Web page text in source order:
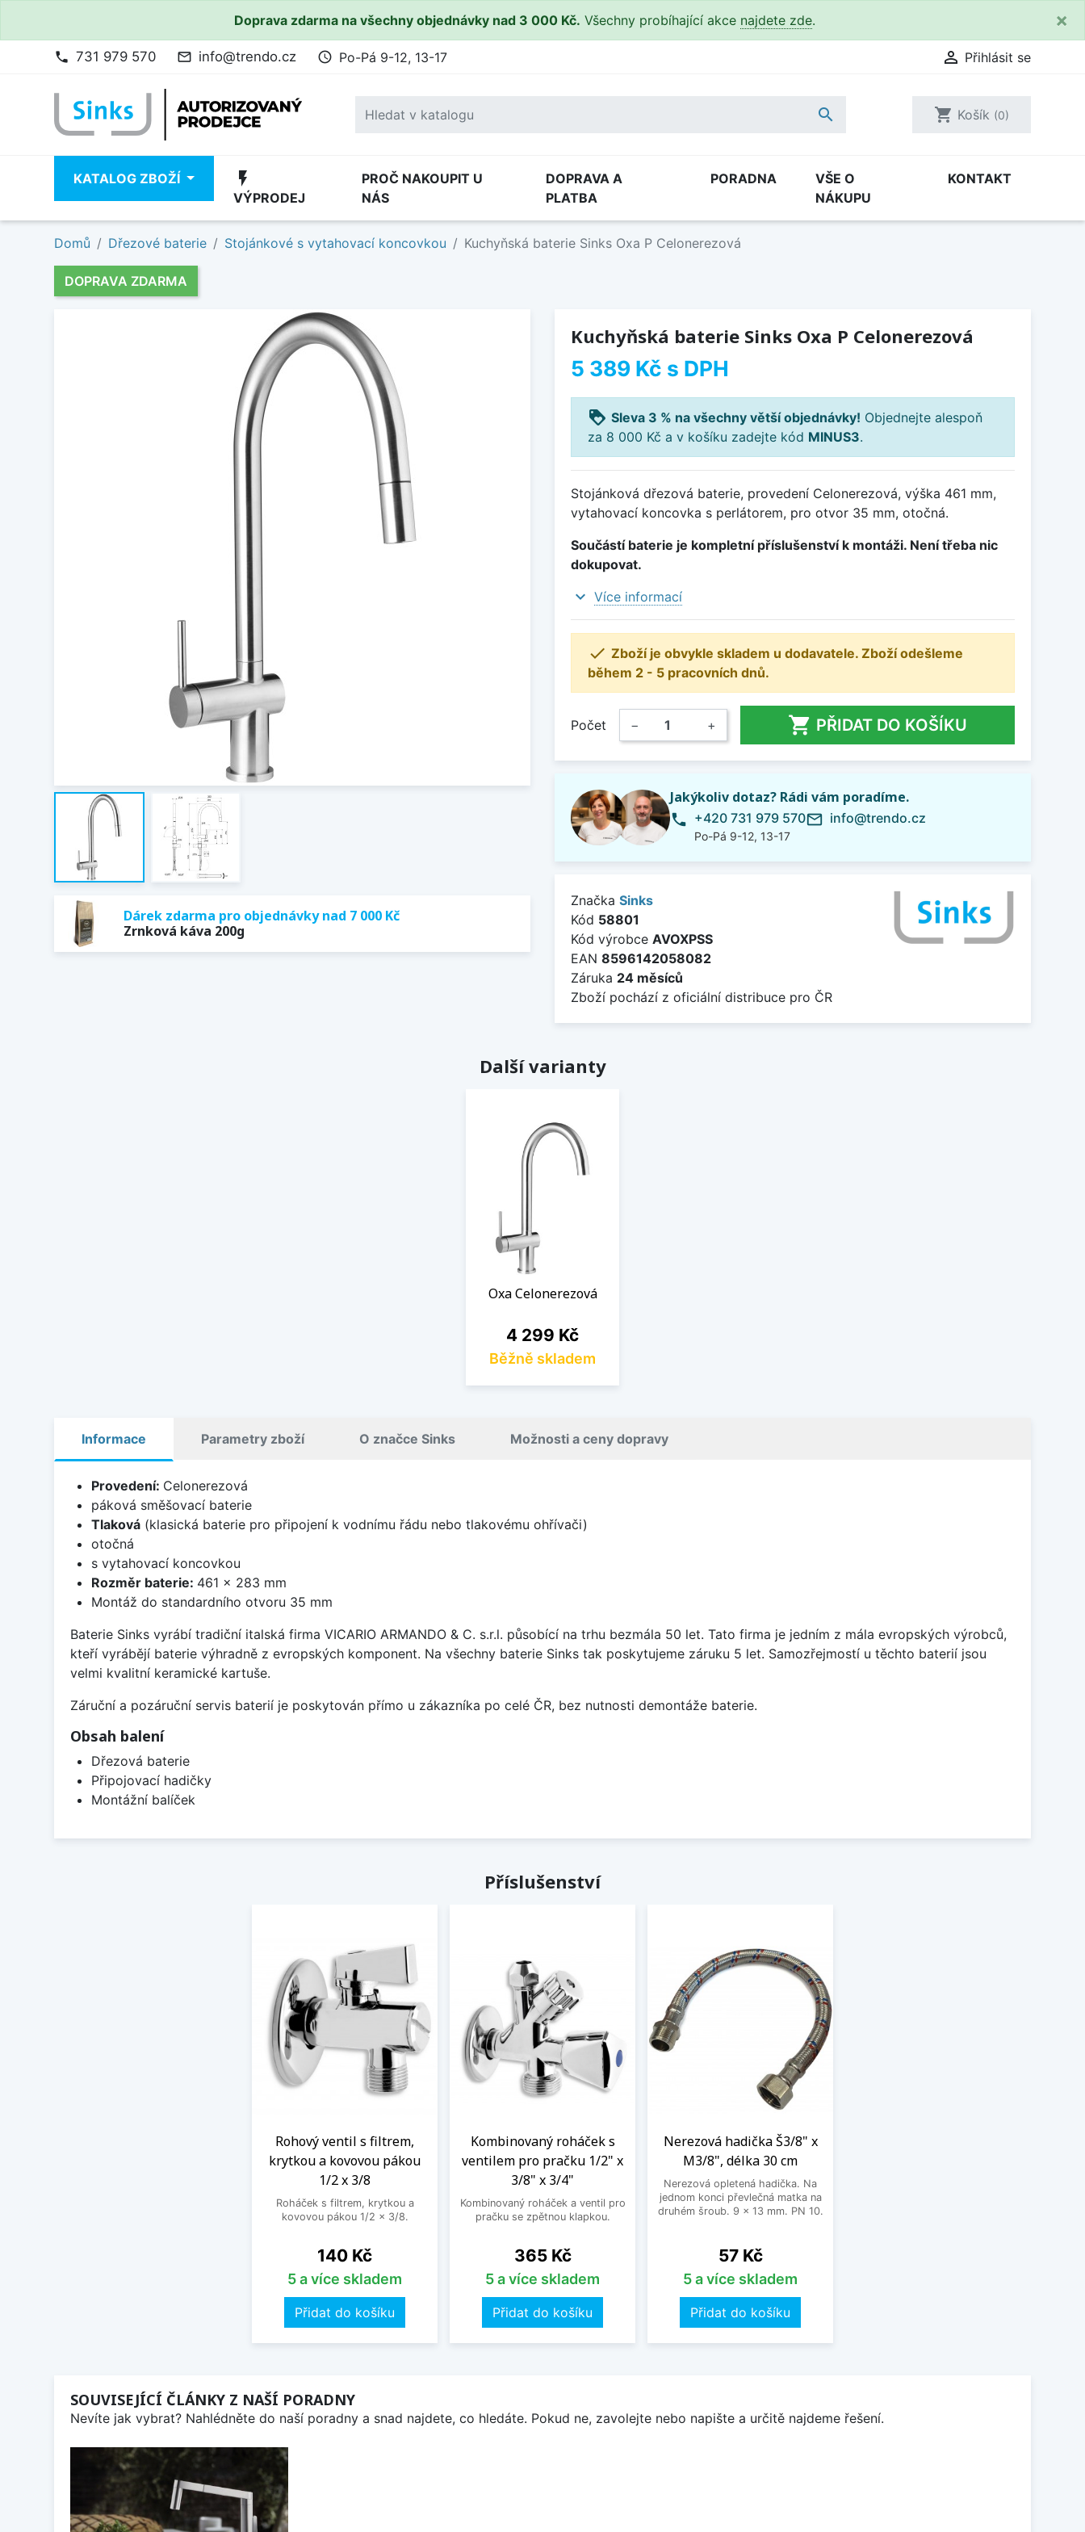
Doprava zdarma na všechny objednávky nad 3 000 Kč. Všechny probíhající akce najdete zde. ×
phone 731 979 570 mail_outline info@trendo.cz access_time Po-Pá 9-12, 13-17  Přihlásit se
 shopping_cart Košík (0)
KATALOG ZBOŽÍ flash_on
VÝPRODEJ
PROČ NAKOUPIT U
NÁS
DOPRAVA A
PLATBA
PORADNA
VŠE O
NÁKUPU
KONTAKT
Domů Dřezové baterie Stojánkové s vytahovací koncovkou Kuchyňská baterie Sinks Oxa P Celonerezová
DOPRAVA ZDARMA
Dárek zdarma pro objednávky nad 7 000 Kč
Zrnková káva 200g
Kuchyňská baterie Sinks Oxa P Celonerezová
5 389 Kč s DPH
loyalty Sleva 3 % na všechny větší objednávky! Objednejte alespoň
za 8 000 Kč a v košíku zadejte kód MINUS3.
Stojánková dřezová baterie, provedení Celonerezová, výška 461 mm,
vytahovací koncovka s perlátorem, pro otvor 35 mm, otočná.
Součástí baterie je kompletní příslušenství k montáži. Není třeba nic
dokupovat.
expand_more Více informací
 Zboží je obvykle skladem u dodavatele. Zboží odešleme
během 2 - 5 pracovních dnů.
Počet − +  PŘIDAT DO KOŠÍKU
Jakýkoliv dotaz? Rádi vám poradíme.
phone +420 731 979 570
Po-Pá 9-12, 13-17
mail_outline info@trendo.cz
Značka Sinks
Kód 58801
Kód výrobce AVOXPSS
EAN 8596142058082
Záruka 24 měsíců
Zboží pochází z oficiální distribuce pro ČR
Další varianty
Oxa Celonerezová
Cena
4 299 Kč
Běžně skladem
Informace Parametry zboží O značce Sinks Možnosti a ceny dopravy
Provedení: Celonerezová
páková směšovací baterie
Tlaková(klasická baterie pro připojení k vodnímu řádu nebo tlakovému ohřívači)
otočná
s vytahovací koncovkou
Rozměr baterie: 461 x 283 mm
Montáž do standardního otvoru 35 mm
Baterie Sinks vyrábí tradiční italská firma VICARIO ARMANDO & C. s.r.l. působící na trhu bezmála 50 let. Tato firma je jedním z mála evropských výrobců,
kteří vyrábějí baterie výhradně z evropských komponent. Na všechny baterie Sinks tak poskytujeme záruku 5 let. Samozřejmostí u těchto baterií jsou
velmi kvalitní keramické kartuše.
Záruční a pozáruční servis baterií je poskytován přímo u zákazníka po celé ČR, bez nutnosti demontáže baterie.
Obsah balení
Dřezová baterie
Připojovací hadičky
Montážní balíček
Příslušenství
Rohový ventil s filtrem,
krytkou a kovovou pákou
1/2 x 3/8
Roháček s filtrem, krytkou a
kovovou pákou 1/2 x 3/8.
Cena
140 Kč
5 a více skladem
Přidat do košíku
Kombinovaný roháček s
ventilem pro pračku 1/2" x
3/8" x 3/4"
Kombinovaný roháček a ventil pro
pračku se zpětnou klapkou.
Cena
365 Kč
5 a více skladem
Přidat do košíku
Nerezová hadička Š3/8" x
M3/8", délka 30 cm
Nerezová opletená hadička. Na
jednom konci převlečná matka na
druhém šroub. 9 x 13 mm. PN 10.
Cena
57 Kč
5 a více skladem
Přidat do košíku
SOUVISEJÍCÍ ČLÁNKY Z NAŠÍ PORADNY
Nevíte jak vybrat? Nahlédněte do naší poradny a snad najdete, co hledáte. Pokud ne, zavolejte nebo napište a určitě najdeme řešení.